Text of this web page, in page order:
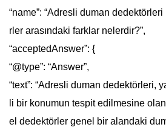
“name”: “Adresli duman
rler arasındaki farklar nelerdir?”,
“acceptedAnswer”: {
“@type”: “Answer”,
“text”: “Adresli duman dedektörleri,
li bir konumun tespit edilmesine
el dedektörler genel bir alandaki